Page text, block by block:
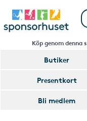
Köp genom
Butiker
Presentkort
Bli medlem